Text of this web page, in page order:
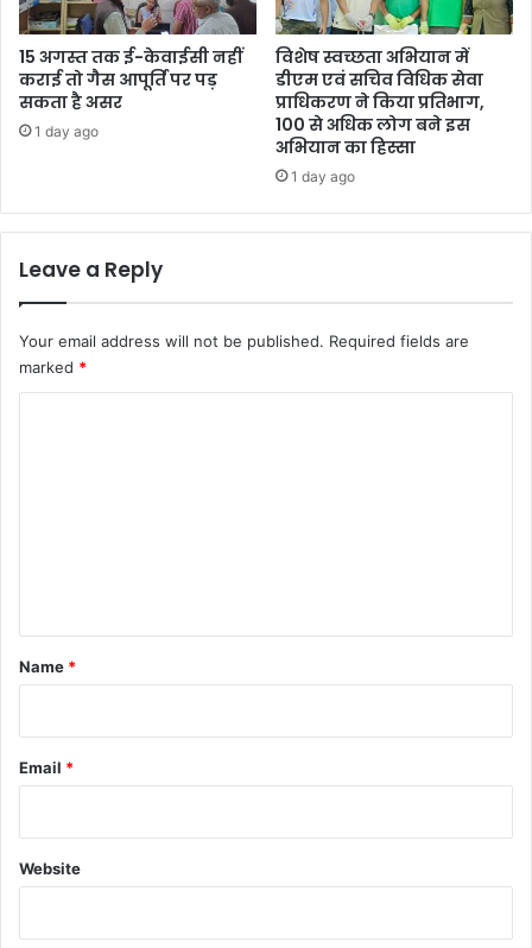
15 अगस्त तक ई-केवाईसी नहीं
कराई तो गैस आपूर्ति पर पड़
सकता है असर
1 day ago
विशेष स्वच्छता अभियान में
डीएम एवं सचिव विधिक सेवा
प्राधिकरण ने किया प्रतिभाग,
100 से अधिक लोग बने इस
अभियान का हिस्सा
1 day ago
Leave a Reply
Your email address will not be published. Required fields are
marked *
*
Name *
Email *
Website